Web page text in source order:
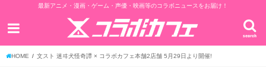
最新アニメ・漫画・ゲーム・声優・映画等のコラボニュースをお届け！
search
HOME 文スト 迷ヰ犬怪奇譚 × コラボカフェ本舗2店舗 5月29日より開催!